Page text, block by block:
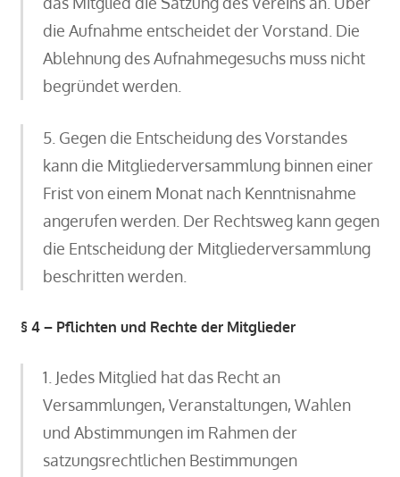
die Aufnahme entscheidet der Vorstand. Die
Ablehnung des Aufnahmegesuchs muss nicht
begründet werden.
5. Gegen die Entscheidung des Vorstandes
kann die Mitgliederversammlung binnen einer
Frist von einem Monat nach Kenntnisnahme
angerufen werden. Der Rechtsweg kann gegen
die Entscheidung der Mitgliederversammlung
beschritten werden.
§ 4 – Pflichten und Rechte der Mitglieder
1. Jedes Mitglied hat das Recht an
Versammlungen, Veranstaltungen, Wahlen
und Abstimmungen im Rahmen der
satzungsrechtlichen Bestimmungen